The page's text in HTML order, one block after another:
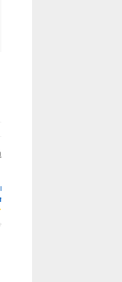
do psacích
0250346
do kuličkové